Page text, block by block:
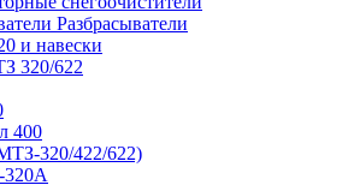
Разбрасыватели
и навески
320/622
400
320/422/622)